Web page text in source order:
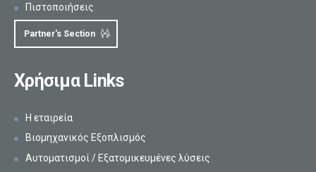
Πιστοποιήσεις
Partner's Section
Χρήσιμα Links
Η εταιρεία
Βιομηχανικός Εξοπλισμός
Αυτοματισμοί / Εξατομικευμένες λύσεις